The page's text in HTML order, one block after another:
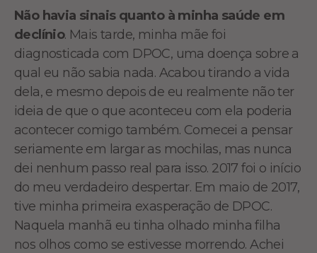
Não havia sinais quanto à minha saúde em
declínio. Mais tarde, minha mãe foi
diagnosticada com DPOC, uma doença sobre a
qual eu não sabia nada. Acabou tirando a vida
dela, e mesmo depois de eu realmente não ter
ideia de que o que aconteceu com ela poderia
acontecer comigo também. Comecei a pensar
seriamente em largar as mochilas, mas nunca
dei nenhum passo real para isso. 2017 foi o início
do meu verdadeiro despertar. Em maio de 2017,
tive minha primeira exasperação de DPOC.
Naquela manhã eu tinha olhado minha filha
nos olhos como se estivesse morrendo. Achei